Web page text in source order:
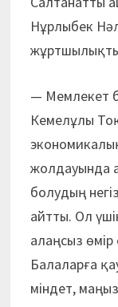
Нұрлыбек
— Мемлекет
Кемелұлы
жолдауында
болудың
айтты. Ол
алаңсыз өмір
Балаларға
міндет,